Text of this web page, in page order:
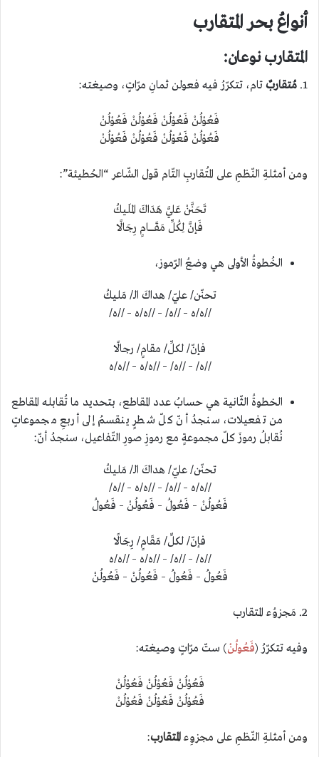
أنواعُ بحر المتقارب
المتقارب نوعان:
1. مُتقاربٌ تام، تتكرّرُ فيه فعولن ثمانِ مرّاتٍ، وصيغته:
فَعُوْلُنْ فَعُوْلُنْ فَعُوْلُنْ فَعُوْلُنْ
فَعُوْلُنْ فَعُوْلُنْ فَعُوْلُنْ فَعُوْلُنْ
ومن أمثلةِ النّظمِ على المُتقاربِ التّام قول الشّاعر “الحُطيئة”:
تَحَنَّنْ عَليَّ هَدَاكَ المَليكُ
فَإنَّ لِكُلِّ مَقَـــــــامٍ رِجَالًا
الخُطوةُ الأولى هي وضعُ الرّموز،
تحنّن/ عليّ/ هداكَ الـ/ مَليكُ
//ه/ه – //ه/ – //ه/ه – //ه/
فإنّ/ لكلِّ/ مقامٍ/ رجالًا
//ه/ – //ه/ – //ه/ه – //ه/ه
الخطوةُ الثّانية هي حسابُ عدد المقاطع، بتحديد ما تُقابله المقاطع
من تفعيلات، سنجدُ أنّ كلّ شطرٍ ينقسمُ إلى أربعِ مجموعاتٍ
نُقابلُ رموزَ كلّ مجموعةٍ مع رموزِ صورِ التّفاعيل، سنجدُ أنّ:
تحنّن/ عليّ/ هداكَ الـ/ مَليكُ
//ه/ه – //ه/ – //ه/ه – //ه/
فَعُولُنْ – فَعُولُ – فَعُولُنْ – فَعُولُ
فإنّ/ لكلِّ/ مَقَامٍ/ رِجَالًا
//ه/ – //ه/ – //ه/ه – //ه/ه
فَعُولُ – فَعُولُ – فَعُولُنْ – فَعُولُنْ
2. مَجزوُء المتقارب
وفيه تتكرّرُ (فَعُولُنْ) ستّ مرّاتٍ وصيغته:
فَعُوْلُنْ فَعُوْلُنْ فَعُوْلُنْ
فَعُوْلُنْ فَعُوْلُنْ فَعُوْلُنْ
ومن أمثلةِ النّظمِ على مجزوِءالمتقارب: